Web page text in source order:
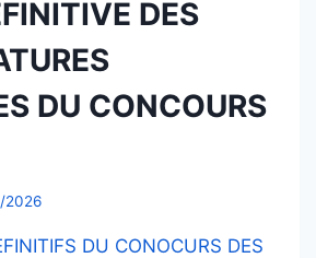
DES
DU CONCOURS
2026
DU CONOCURS DES